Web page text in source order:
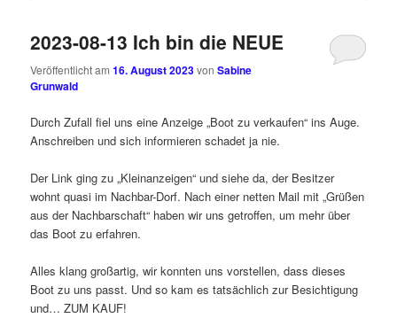
2023-08-13 Ich bin die NEUE
Veröffentlicht am16. August 2023vonSabine
Grunwald
Durch Zufall fiel uns eine Anzeige „Boot zu verkaufen“ ins Auge.
Anschreiben und sich informieren schadet ja nie.
Der Link ging zu „Kleinanzeigen“ und siehe da, der Besitzer
wohnt quasi im Nachbar-Dorf. Nach einer netten Mail mit „Grüßen
aus der Nachbarschaft“ haben wir uns getroffen, um mehr über
das Boot zu erfahren.
Alles klang großartig, wir konnten uns vorstellen, dass dieses
Boot zu uns passt. Und so kam es tatsächlich zur Besichtigung
und… ZUM KAUF!